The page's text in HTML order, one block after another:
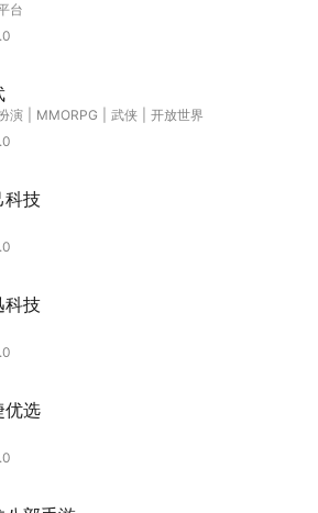
台
演 MMORPG 武侠
开放世界
科技
科技
优选